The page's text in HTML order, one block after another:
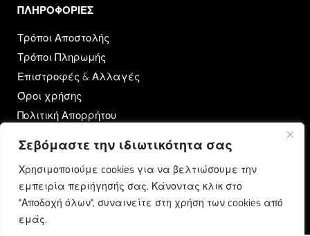
Σεβόμαστε την ιδιωτικότητα σας
Χρησιμοποιούμε cookies για να βελτιώσουμε την
εμπειρία περιήγησής σας. Κάνοντας κλικ στο
"Αποδοχή όλων", συναινείτε στη χρήση των cookies από
εμάς.
ΠΛΗΡΟΦΟΡΙΕΣ​
Τρόποι Αποστολής
Τρόποι Πληρωμής
Επιστροφές & Αλλαγές
Όροι χρήσης
Πολιτική Απορρήτου
OUTRUN
Ποιοι Είμαστε
Επικοινωνία
Blog